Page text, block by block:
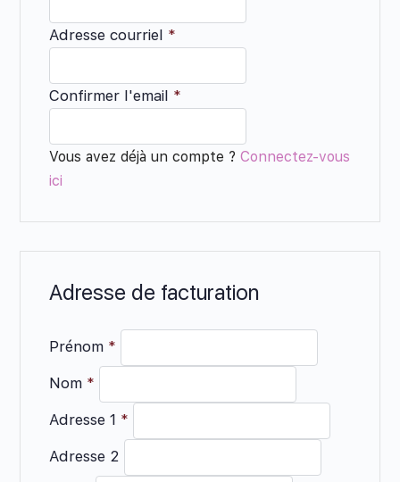
Adresse courriel *
Confirmer l'email *
Vous avez déjà un compte ? Connectez-vous
ici
Adresse de facturation
Prénom *
Nom *
Adresse 1 *
Adresse 2